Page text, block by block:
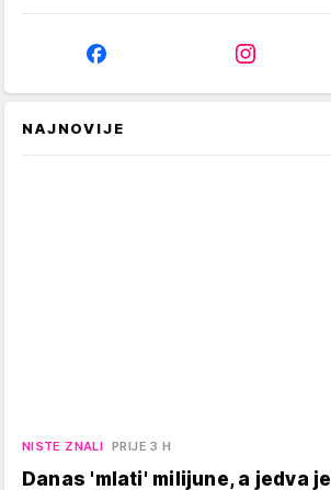
NAJNOVIJE
NISTE ZNALI PRIJE 3 H
Danas 'mlati' milijune, a jedva